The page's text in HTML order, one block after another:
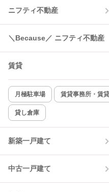
ニフティ不動産
＼Because／ ニフティ不動産
賃貸
月極駐車場 賃貸事務所・賃
貸し倉庫
新築一戸建て
中古一戸建て